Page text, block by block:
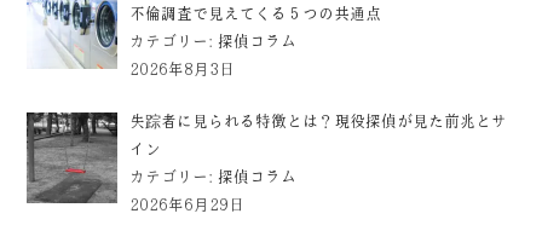
不倫調査で見えてくる５つの共通点
カテゴリー:探偵コラム
2026年8月3日
失踪者に見られる特徴とは？現役探偵が見た前兆とサ
イン
カテゴリー:探偵コラム
2026年6月29日